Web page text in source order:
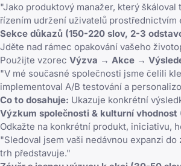
"Jako produktový manažer, který
řízením udržení uživatelů prostřednictvím
Sekce důkazů (150-220 slov, 2-3
Jděte nad rámec opakování vašeho
Použijte vzorec Výzva → Akce →
"V mé současné společnosti jsme čelili
implementoval A/B testování a
Co to dosahuje: Ukazuje konkrétní
Výzkum společnosti & kulturní
Odkažte na konkrétní produkt, iniciativu,
"Sledoval jsem vaši nedávnou expanzi
trh představuje."